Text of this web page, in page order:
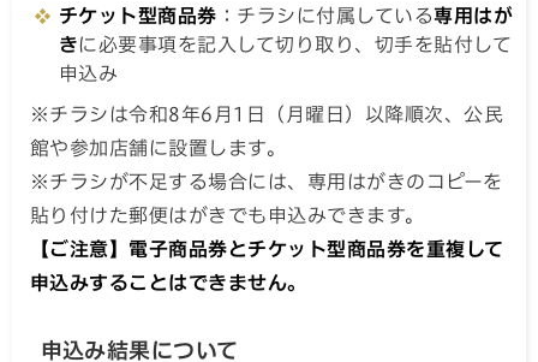
チケット型商品券 ：チラシに付属している専用はが
きに必要事項を記入して切り取り、切手を貼付して
申込み
※チラシは令和8年6月1日（月曜日）以降順次、公民
館や参加店舗に設置します。
※チラシが不足する場合には、専用はがきのコピーを
貼り付けた郵便はがきでも申込みできます。
【ご注意】電子商品券とチケット型商品券を重複して
申込みすることはできません。
申込み結果について